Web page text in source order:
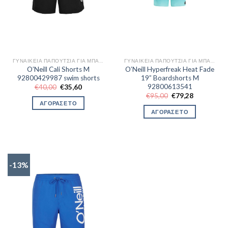
O’Neill Cali Shorts M
92800429987 swim shorts
€40,00 Original
price
was:
€40,00.
€35,60Η
τιμή
ΑΓΟΡΑΣΕ ΤΟ
O’Neill Hyperfreak Heat Fade
19” Boardshorts M
92800613541
€95,00 Original
price
was:
€95,00.
€79,28Η
τιμή
ΑΓΟΡΑΣΕ ΤΟ
-13%